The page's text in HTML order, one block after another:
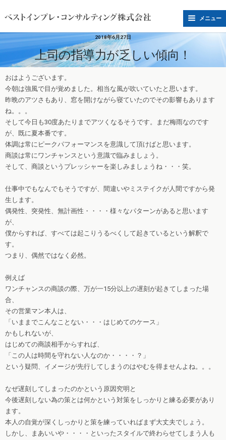
メニュー
2018年6月27日
上司の指導力が乏しい傾向！
おはようございます。
今朝は強風で目が覚めました。相当な風が吹いていたと思います。
昨晩のアツさもあり、窓を開けながら寝ていたのでその影響もあります
ね。。。
そして今日も30度あたりまでアツくなるそうです。まだ梅雨なのです
が、既に夏本番です。
体調は常にピークパフォーマンスを意識して頂けばと思います。
商談は常にワンチャンスという意識で臨みましょう。
そして、商談というプレッシャーを楽しみましょうね・・・笑。
仕事中でもなんでもそうですが、間違いやミステイクが人間ですから発
生します。
偶発性、突発性、無計画性・・・・様々なパターンがあると思います
が、
僕からすれば、すべては起こりうるべくして起きているという解釈で
す。
つまり、偶然ではなく必然。
例えば
ワンチャンスの商談の際、万が一15分以上の遅刻が起きてしまった場
合、
その営業マン本人は、
「いままでこんなことない・・・はじめてのケース」
かもしれないが、
はじめての商談相手からすれば、
「この人は時間を守れない人なのか・・・・？」
という疑問、イメージが先行してしまうのはやむを得ませんよね。。。
なぜ遅刻してしまったのかという原因究明と
今後遅刻しない為の策とは何かという対策をしっかりと練る必要があり
ます。
本人の自覚が深くしっかりと策を練っていればまず大丈夫でしょう。
しかし、まあいいや・・・・といったスタイルで終わらせてしまう人も